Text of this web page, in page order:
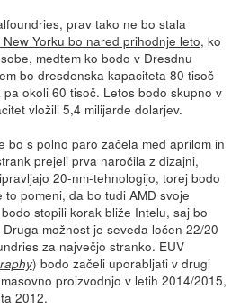
prav tako ne bo stala
New Yorku bo nared prihodnje leto, ko
medtem ko bodo v Dresdnu
bo dresdenska kapaciteta 80 tisoč
okoli 60 tisoč. Letos bodo skupno v
vložili 5,4 milijarde dolarjev.
bo s polno paro začela med aprilom in
prejeli prva naročila z dizajni,
20-nm-tehnologijo, torej bodo
pomeni, da bo tudi AMD svoje
stopili korak bliže Intelu, saj bo
možnost je seveda ločen 22/20
za največjo stranko. EUV
) bodo začeli uporabljati v drugi
proizvodnjo v letih 2014/2015,
2012.